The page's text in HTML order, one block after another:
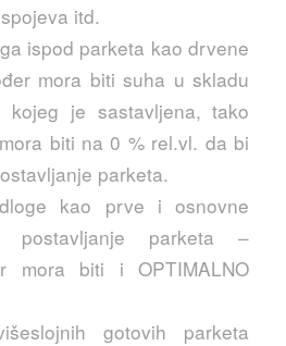
itd.
ispod parketa kao drvene
mora biti suha u skladu
kojeg je sastavljena, tako
biti na 0 % rel.vl. da bi
parketa.
kao prve i osnovne
postavljanje parketa –
mora biti i OPTIMALNO
gotovih parketa